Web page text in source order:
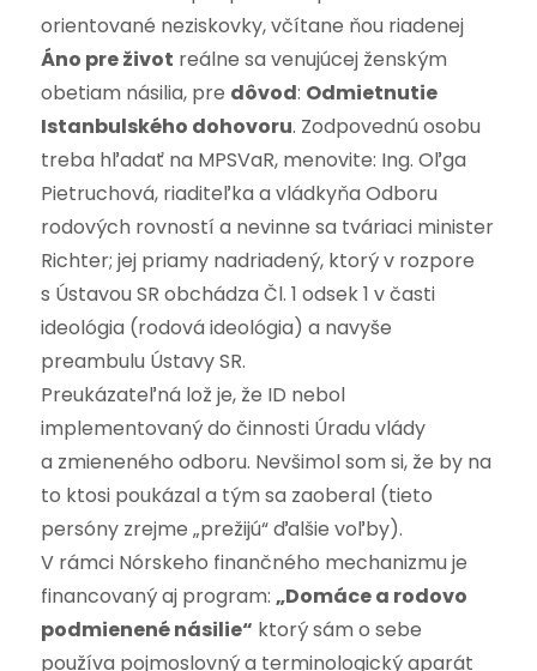
orientované neziskovky, včítane ňou riadenej
Áno pre život reálne sa venujúcej ženským
obetiam násilia, pre dôvod: Odmietnutie
Istanbulského dohovoru. Zodpovednú osobu
treba hľadať na MPSVaR, menovite: Ing. Oľga
Pietruchová, riaditeľka a vládkyňa Odboru
rodových rovností a nevinne sa tváriaci minister
Richter; jej priamy nadriadený, ktorý v rozpore
s Ústavou SR obchádza Čl. 1 odsek 1 v časti
ideológia (rodová ideológia) a navyše
preambulu Ústavy SR.
Preukázateľná lož je, že ID nebol
implementovaný do činnosti Úradu vlády
a zmieneného odboru. Nevšimol som si, že by na
to ktosi poukázal a tým sa zaoberal (tieto
persóny zrejme „prežijú“ ďalšie voľby).
V rámci Nórskeho finančného mechanizmu je
financovaný aj program: „Domáce a rodovo
podmienené násilie“ ktorý sám o sebe
používa pojmoslovný a terminologický aparát